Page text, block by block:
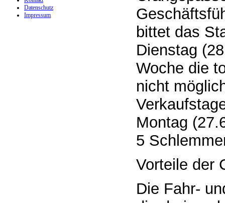
bittet das
Dienstag
Woche die
nicht
Montag
5
Vorteile der
Die Fahr-
Datenschutz
Impressum